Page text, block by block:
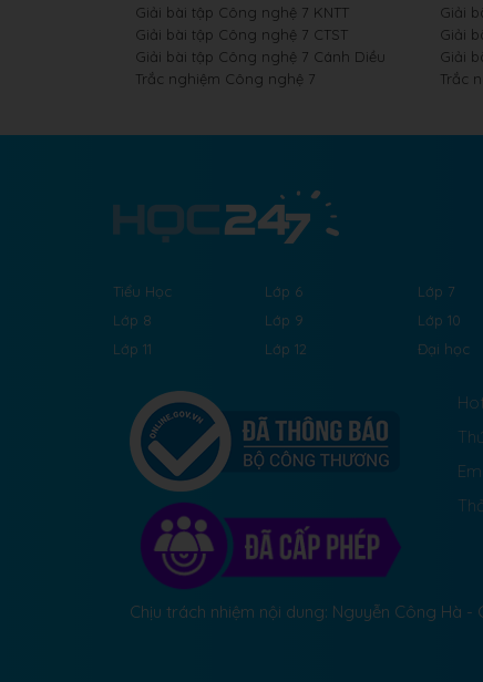
Giải bài tập Công nghệ 7 KNTT
Giải bài tập Công nghệ 7 CTST
Giải bài tập Công nghệ 7 Cánh Diều
Trắc nghiệm Công nghệ 7
Giải
Giải
Giải
Trắc
Tiểu Học Lớp 6
Lớp 7
Lớp 8
Lớp 9
Lớp 10
Lớp 11
Lớp 12 Đại học
Chịu trách nhiệm nội dung: Nguyễn Công Hà